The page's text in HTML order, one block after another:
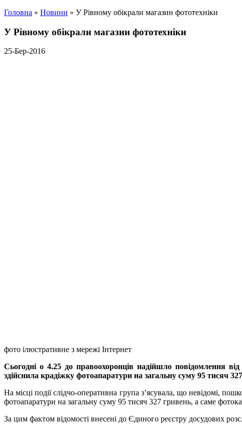
Головна » Новини » У Рівному обікрали магазин фототехніки
У Рівному обікрали магазин фототехніки
25-Бер-2016
фото ілюстративне з мережі Інтернет
Сьогодні о 4.25 до правоохоронців надійшло повідомлення
здійснила крадіжку фотоапаратури на загальну суму 95 тисяч
На місці події слідчо-оперативна група з’ясувала, що невідомі,
фотоапаратури на загальну суму 95 тисяч 327 гривень, а саме
За цим фактом відомості внесені до Єдиного реєстру досудових